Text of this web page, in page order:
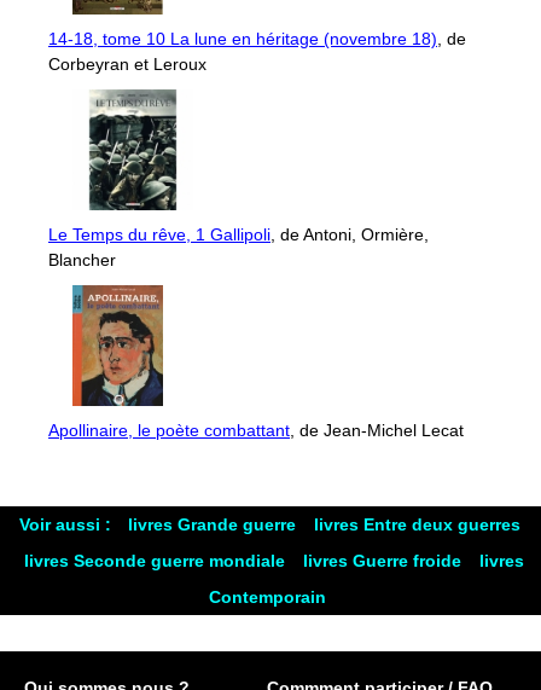
14-18, tome 10 La lune en héritage (novembre 18), de
Corbeyran et Leroux
Le Temps du rêve, 1 Gallipoli, de Antoni, Ormière,
Blancher
Apollinaire, le poète combattant, de Jean-Michel Lecat
Voir aussi : livres Grande guerre
livres Entre deux guerres
livres Seconde guerre mondiale
livres Guerre froide
livres
Contemporain